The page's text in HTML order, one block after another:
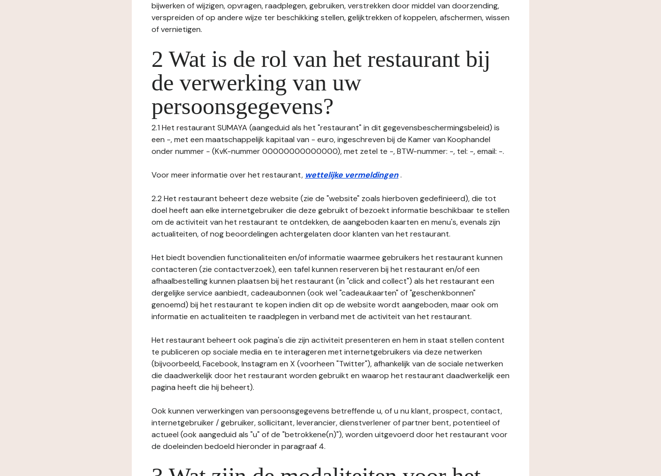
bijwerken of wijzigen, opvragen, raadplegen, gebruiken, verstrekken door middel van doorzending,
verspreiden of op andere wijze ter beschikking stellen, gelijktrekken of koppelen, afschermen, wissen
of vernietigen.
2 Wat is de rol van het restaurant bij
de verwerking van uw
persoonsgegevens?
2.1 Het restaurant SUMAYA (aangeduid als het "restaurant" in dit gegevensbeschermingsbeleid) is
een -, met een maatschappelijk kapitaal van - euro, ingeschreven bij de Kamer van Koophandel
onder nummer - (KvK-nummer 00000000000000), met zetel te -, BTW-nummer: -, tel: -, email: -.
Voor meer informatie over het restaurant, wettelijke vermeldingen.
2.2 Het restaurant beheert deze website (zie de "website" zoals hierboven gedefinieerd), die tot
doel heeft aan elke internetgebruiker die deze gebruikt of bezoekt informatie beschikbaar te stellen
om de activiteit van het restaurant te ontdekken, de aangeboden kaarten en menu's, evenals zijn
actualiteiten, of nog beoordelingen achtergelaten door klanten van het restaurant.
Het biedt bovendien functionaliteiten en/of informatie waarmee gebruikers het restaurant kunnen
contacteren (zie contactverzoek), een tafel kunnen reserveren bij het restaurant en/of een
afhaalbestelling kunnen plaatsen bij het restaurant (in "click and collect") als het restaurant een
dergelijke service aanbiedt, cadeaubonnen (ook wel "cadeaukaarten" of "geschenkbonnen"
genoemd) bij het restaurant te kopen indien dit op de website wordt aangeboden, maar ook om
informatie en actualiteiten te raadplegen in verband met de activiteit van het restaurant.
Het restaurant beheert ook pagina's die zijn activiteit presenteren en hem in staat stellen content
te publiceren op sociale media en te interageren met internetgebruikers via deze netwerken
(bijvoorbeeld, Facebook, Instagram en X (voorheen "Twitter"), afhankelijk van de sociale netwerken
die daadwerkelijk door het restaurant worden gebruikt en waarop het restaurant daadwerkelijk een
pagina heeft die hij beheert).
Ook kunnen verwerkingen van persoonsgegevens betreffende u, of u nu klant, prospect, contact,
internetgebruiker / gebruiker, sollicitant, leverancier, dienstverlener of partner bent, potentieel of
actueel (ook aangeduid als "u" of de "betrokkene(n)"), worden uitgevoerd door het restaurant voor
de doeleinden bedoeld hieronder in paragraaf 4.